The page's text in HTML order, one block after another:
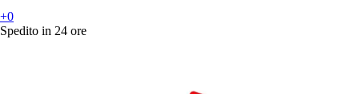
+0
Spedito in 24 ore